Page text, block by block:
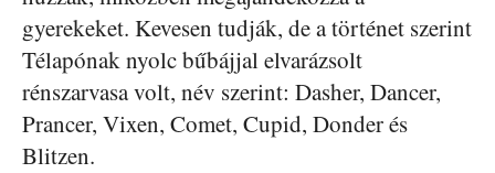
gyerekeket. Kevesen tudják, de a történet szerint
Télapónak nyolc bűbájjal elvarázsolt
rénszarvasa volt, név szerint: Dasher, Dancer,
Prancer, Vixen, Comet, Cupid, Donder és
Blitzen.